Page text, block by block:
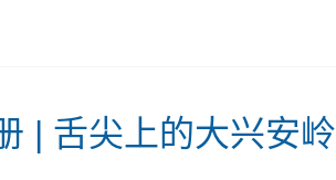
| 舌尖上的大兴安